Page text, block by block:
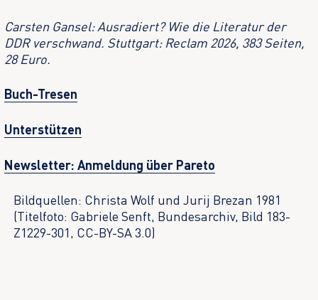
Carsten Gansel: Ausradiert? Wie die Literatur der
DDR verschwand. Stuttgart: Reclam 2026, 383 Seiten,
28 Euro.
Buch-Tresen
Unterstützen
Newsletter: Anmeldung über Pareto
Bildquellen: Christa Wolf und Jurij Brezan 1981
(Titelfoto: Gabriele Senft, Bundesarchiv, Bild 183-
Z1229-301, CC-BY-SA 3.0)